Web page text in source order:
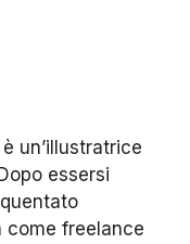
un’illustratrice
essersi
come freelance